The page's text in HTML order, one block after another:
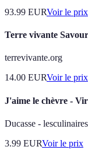
93.99 EURVoir le prix
Terre vivante
terrevivante.org
14.00 EURVoir le prix
J'aime le chèvre -
Ducasse - lesculinaires
3.99 EURVoir le prix